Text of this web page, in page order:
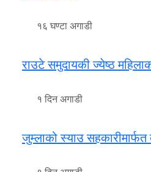
१६ घण्टा अगाडी
राउटे समुदायकी ज्येष्ठ
१ दिन अगाडी
जुम्लाको स्याउ